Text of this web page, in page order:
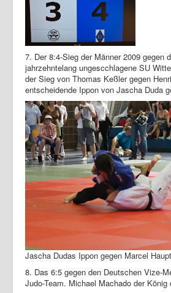
7. Der 8:4-Sieg der Männer 2009 gegen
jahrzehntelang ungescchlagene SU
der Sieg von Thomas Keßler gegen
entscheidende Ippon von Jascha Duda
Jascha Dudas Ippon gegen Marcel
8. Das 6:5 gegen den Deutschen Vize-
Judo-Team. Michael Machado der König